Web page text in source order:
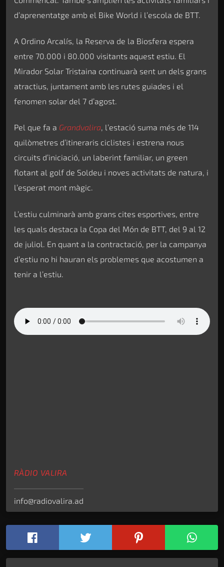
d’aprenentatge amb el Bike World i l’escola de BTT.
A Ordino Arcalís, la Reserva de la Biosfera espera
entre 70.000 i 80.000 visitants aquest estiu. El
Mirador Solar Tristaina continuarà sent un dels grans
atractius, juntament amb les rutes guiades i el
fenomen solar del 7 d’agost.
Pel que fa a Grandvalira, l’estació suma més de 114
quilòmetres d’itineraris ciclistes i estrena nous
circuits d’iniciació, un laberint familiar, un green
flotant al golf de Soldeu i noves activitats de natura, i
l’esperat mont màgic.
L’estiu culminarà amb grans cites esportives, entre
les quals destaca la Copa del Món de BTT, del 9 al 12
de juliol. En quant a la contractació, per la campanya
d’estiu no hi hauran els problemes que acostumen a
tenir a l’estiu.
RÀDIO VALIRA
info@radiovalira.ad